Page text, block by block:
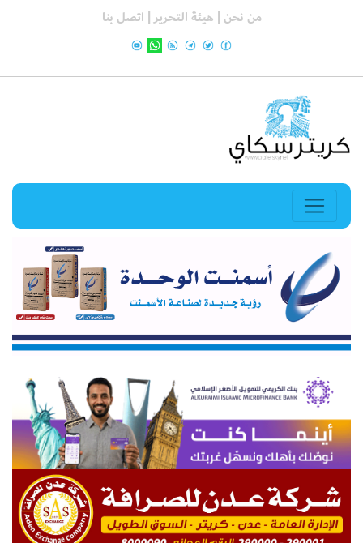
من نحن | هيئة التحرير | اتصل بنا